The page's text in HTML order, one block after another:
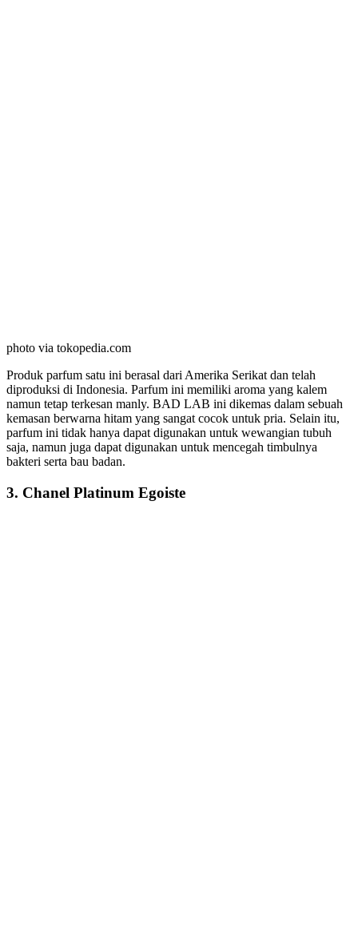
photo via tokopedia.com
Produk parfum satu ini berasal dari Amerika Serikat dan telah
diproduksi di Indonesia. Parfum ini memiliki aroma yang kalem
namun tetap terkesan manly. BAD LAB ini dikemas dalam sebuah
kemasan berwarna hitam yang sangat cocok untuk pria. Selain itu,
parfum ini tidak hanya dapat digunakan untuk wewangian tubuh
saja, namun juga dapat digunakan untuk mencegah timbulnya
bakteri serta bau badan.
3. Chanel Platinum Egoiste